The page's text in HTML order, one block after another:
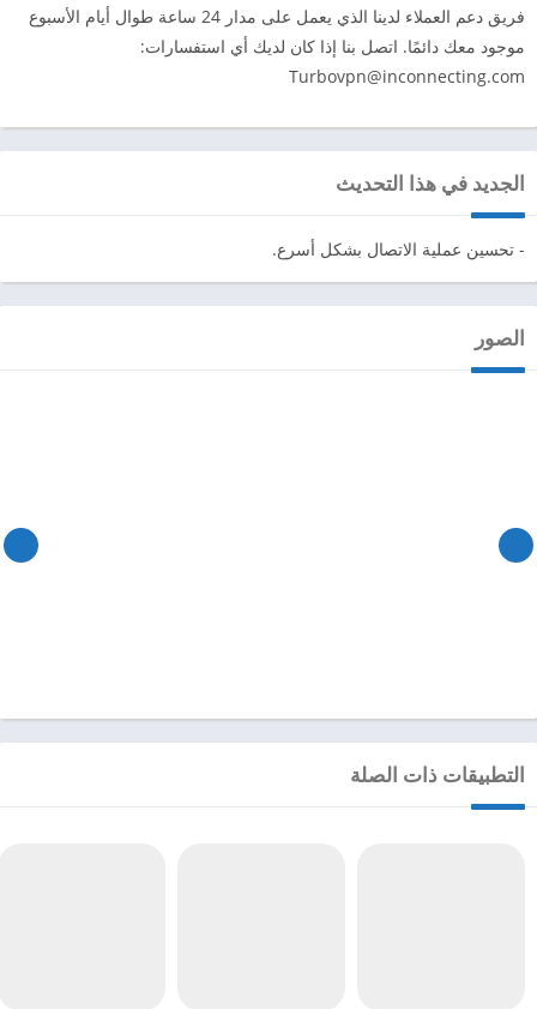
فريق دعم العملاء لدينا الذي يعمل على مدار 24 ساعة طوال أيام الأسبوع
موجود معك دائمًا. اتصل بنا إذا كان لديك أي استفسارات:
Turbovpn@inconnecting.com
الجديد في هذا التحديث
- تحسين عملية الاتصال بشكل أسرع.
الصور
التطبيقات ذات الصلة